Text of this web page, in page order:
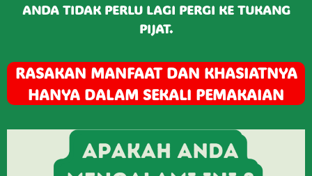
ANDA TIDAK PERLU LAGI PERGI KE TUKANG
PIJAT.
RASAKAN MANFAAT DAN KHASIATNYA
HANYA DALAM SEKALI PEMAKAIAN